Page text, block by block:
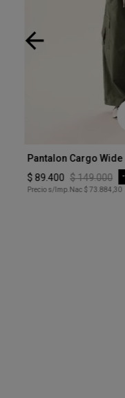
XS
Pantalon Cargo Wide
$ 89.400 $149.000 -
Precio s/Imp.Nac $ 73.884,30